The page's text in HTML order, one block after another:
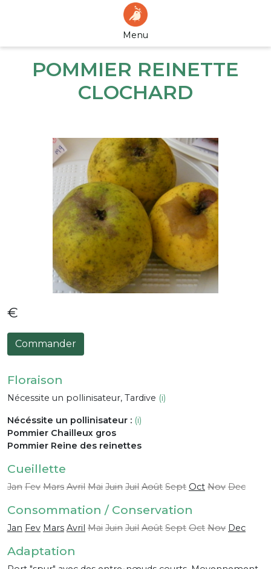
Menu
POMMIER REINETTE
CLOCHARD
€
Commander
Floraison
Nécessite un pollinisateur, Tardive (i)
Nécéssite un pollinisateur : (i)
Pommier Chailleux gros
Pommier Reine des reinettes
Cueillette
Jan Fev Mars Avril Mai Juin Juil Août Sept Oct Nov Dec
Consommation / Conservation
Jan Fev Mars Avril Mai Juin Juil Août Sept Oct Nov Dec
Adaptation